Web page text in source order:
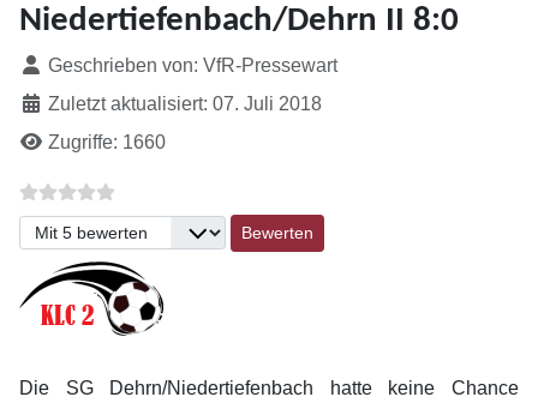
Niedertiefenbach/Dehrn II 8:0
Details
Geschrieben von: VfR-Pressewart
Zuletzt aktualisiert: 07. Juli 2018
Zugriffe: 1660
Bitte bewerten
Die SG Dehrn/Niedertiefenbach hatte keine Chance